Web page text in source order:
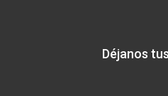
Déjanos